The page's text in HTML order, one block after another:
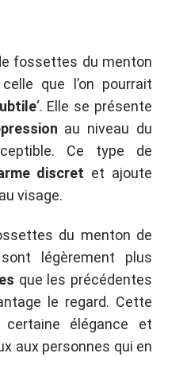
fossettes du menton
que l’on pourrait
‘. Elle se présente
au niveau du
Ce type de
discret et ajoute
visage.
du menton de
légèrement plus
que les précédentes
le regard. Cette
élégance et
aux personnes qui en